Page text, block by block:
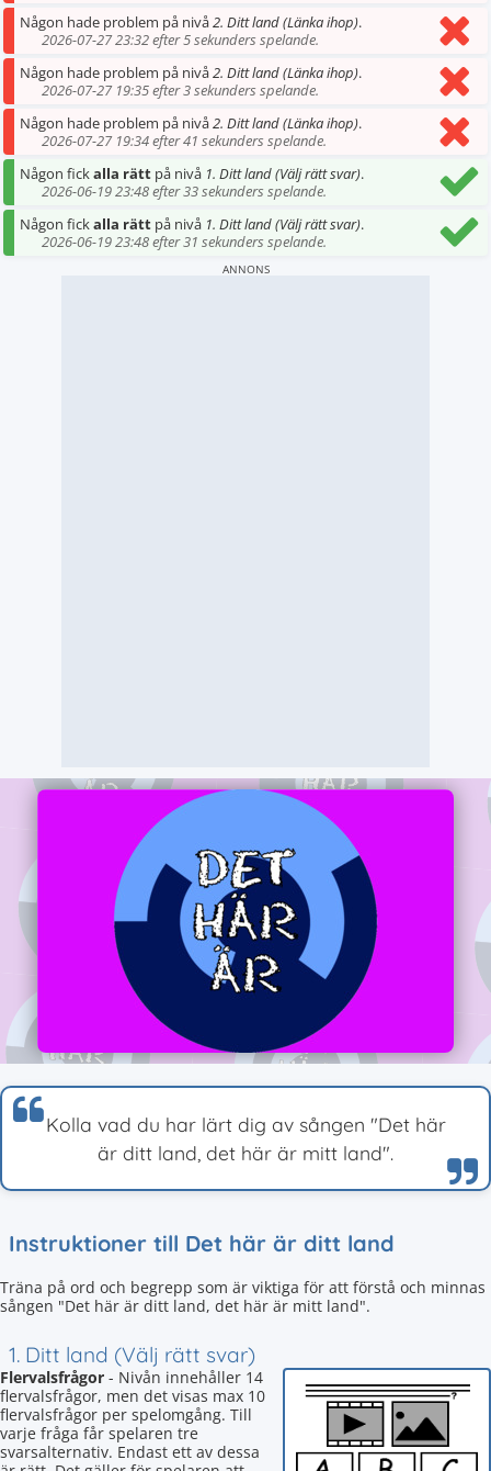
Någon hade problem på nivå2. Ditt land (Länka ihop).
2026-07-27 23:32 efter 5 sekunders spelande.
Någon hade problem på nivå2. Ditt land (Länka ihop).
2026-07-27 19:35 efter 3 sekunders spelande.
Någon hade problem på nivå2. Ditt land (Länka ihop).
2026-07-27 19:34 efter 41 sekunders spelande.
Någon fickalla rätt på nivå 1. Ditt land (Välj rätt svar).
2026-06-19 23:48 efter 33 sekunders spelande.
Någon fickalla rätt på nivå 1. Ditt land (Välj rätt svar).
2026-06-19 23:48 efter 31 sekunders spelande.
ANNONS
Kolla vad du har lärt dig av sången "Det här
är ditt land, det här är mitt land".
Instruktioner till Det här är ditt land
Träna på ord och begrepp som är viktiga för att förstå och minnas
sången "Det här är ditt land, det här är mitt land".
1. Ditt land (Välj rätt svar)
Flervalsfrågor - Nivån innehåller 14
flervalsfrågor, men det visas max 10
flervalsfrågor per spelomgång. Till
varje fråga får spelaren tre
svarsalternativ. Endast ett av dessa